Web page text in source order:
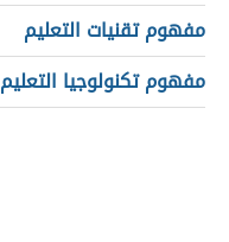
مفهوم تقنيات التعليم
مفهوم تكنولوجيا التعليم